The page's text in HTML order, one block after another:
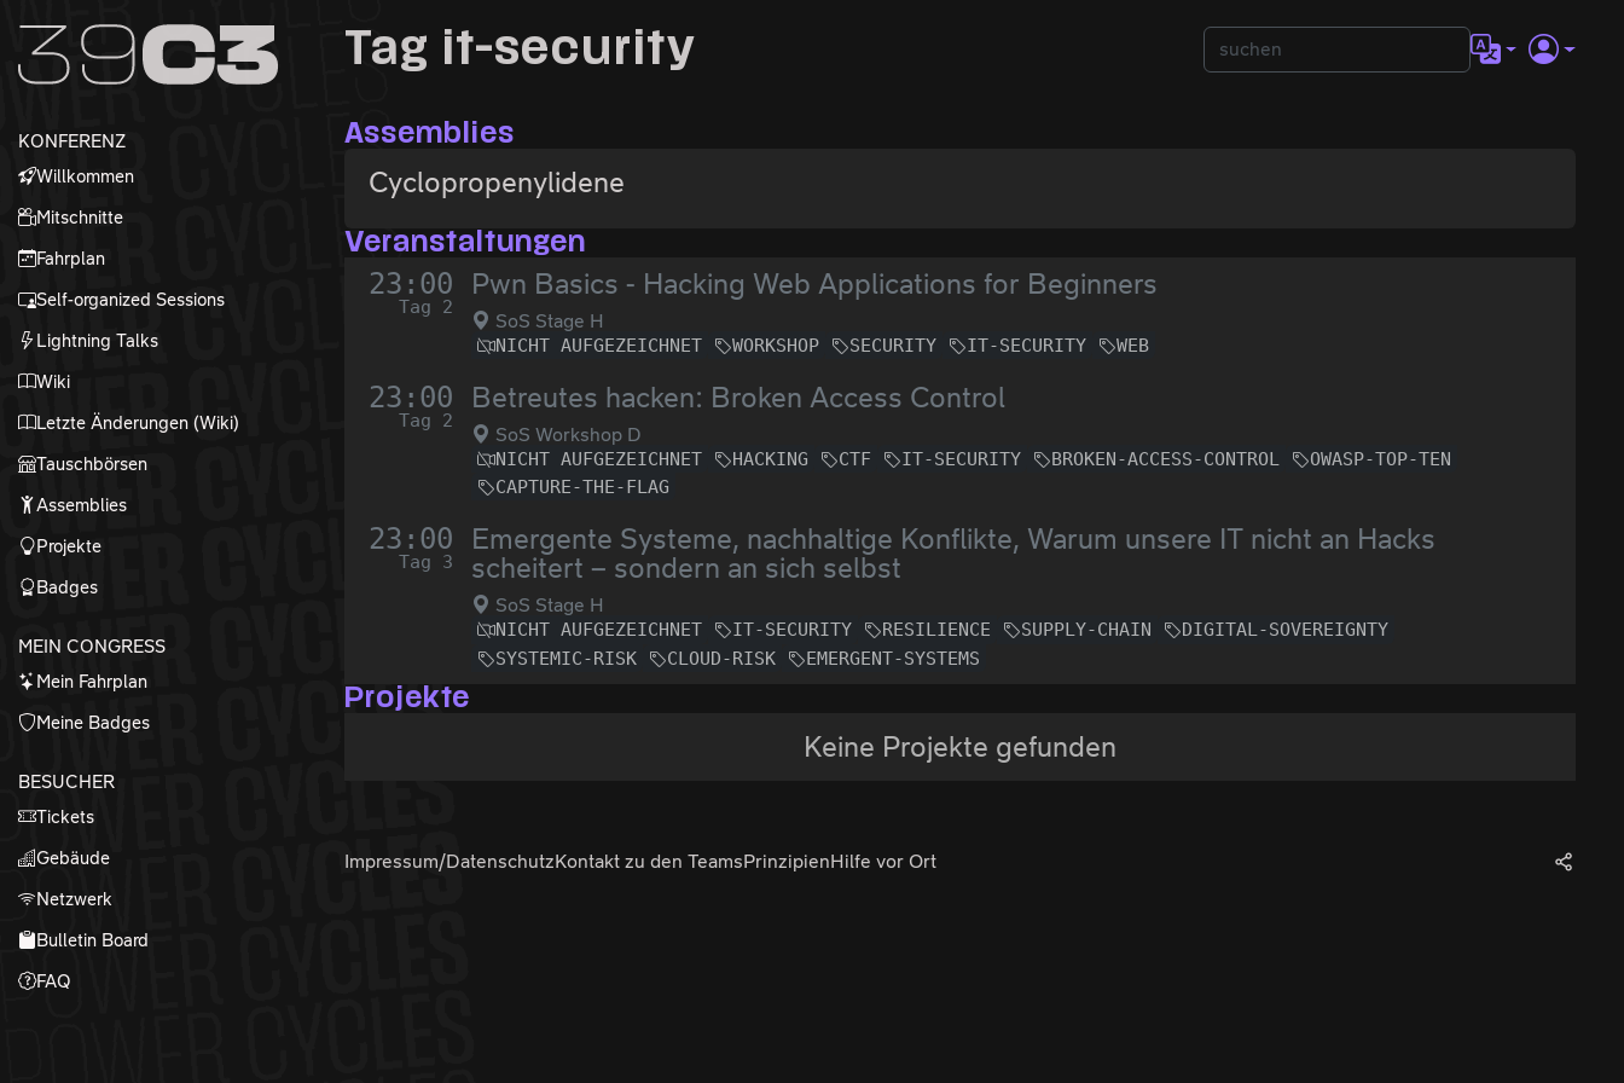
Zum Inhalt
Zum Footer
KONFERENZ
Willkommen
Mitschnitte
Fahrplan
Self-organized Sessions
Lightning Talks
Wiki
Letzte Änderungen (Wiki)
Tauschbörsen
Assemblies
Projekte
Badges
MEIN CONGRESS
Mein Fahrplan
Meine Badges
BESUCHER
Tickets
Gebäude
Netzwerk
Bulletin Board
FAQ
Tag it-security
Assemblies
Cyclopropenylidene
Veranstaltungen
23:00
Tag 2
Pwn Basics - Hacking Web Applications for Beginners
SoS Stage H
NICHT AUFGEZEICHNET WORKSHOP SECURITY IT-SECURITY WEB
23:00
Tag 2
Betreutes hacken: Broken Access Control
SoS Workshop D
NICHT AUFGEZEICHNET HACKING CTF IT-SECURITY BROKEN-ACCESS-CONTROL
OWASP-TOP-TEN
CAPTURE-THE-FLAG
23:00
Tag 3
Emergente Systeme, nachhaltige Konflikte, Warum unsere IT nicht an Hacks
scheitert – sondern an sich selbst
SoS Stage H
NICHT AUFGEZEICHNET IT-SECURITY RESILIENCE SUPPLY-CHAIN
DIGITAL-SOVEREIGNTY
SYSTEMIC-RISK
CLOUD-RISK EMERGENT-SYSTEMS
Projekte
Keine Projekte gefunden
Impressum/DatenschutzKontakt zu den TeamsPrinzipienHilfe vor Ort